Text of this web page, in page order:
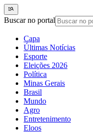
Buscar no portal
Capa
Últimas Notícias
Esporte
Eleições 2026
Política
Minas Gerais
Brasil
Mundo
Agro
Entretenimento
Eloos